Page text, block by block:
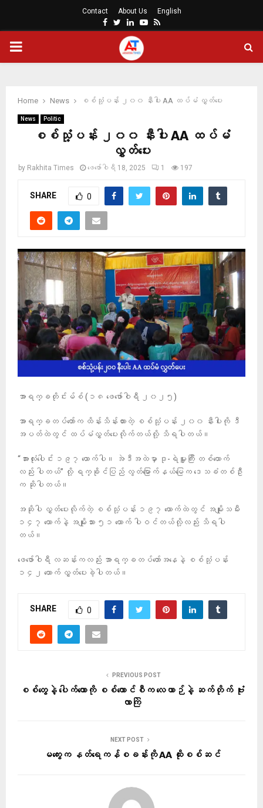
Contact About Us English
Facebook
Twitter
LinkedinYoutube
Rss
PRIMARY
Home News စစ်သုံ့ပန်း ၂၀၀ နီးပါး AA ထပ်မံ လွှတ်ပေး
News Politic
စစ်သုံ့ပန်း ၂၀၀ နီးပါး AA ထပ်မံ
လွှတ်ပေး
by Rakhita Times ဖေ‌ဖော်ဝါရီ 18, 2025 1 197
SHARE 0
အာရက္ခတိုင်းမ်စ် (၁၈ ဖေဖော်ဝါရီ ၂၀၂၅)
အာရက္ခတပ်တော်က ထိန်းသိန်းထားတဲ့ စစ်သုံ့ပန်း ၂၀၀ နီးပါးကို ဒီ
အပတ်ထဲတွင် ထပ်မံလွှတ်ပေးလိုက်တယ်လို့ သိရပါတယ်။
“အားလုံးပေါင်း ၁၉၇ ယောက်ပါ။ အဲဒီအထဲမှာ ဒု-ရဲမှူးကြီး တစ်ယောက်
လည်း ပါတယ်” လို့ ရက္ခိုင်ပြည် လွတ်မြောက်နယ်မြေက ဒေသခံတစ်ဦး
က ဆိုပါတယ်။
အဆိုပါ လွှတ်ပေးလိုက်တဲ့ စစ်သုံ့ပန်း ၁၉၇ ယောက်ထဲတွင် အမျိုးသမီး
၁၄၇ ယောက်နဲ့ အမျိုးသား ၅၁ ယောက် ပါဝင်တယ်လို့လည်း သိရပါ
တယ်။
ဖေဖော်ဝါရီ လဆန်းကလည်း အာရက္ခတပ်တော်အနေနဲ့ စစ်သုံ့ပန်း
၁၄၂ ယောက် လွှတ်ပေးခဲ့ပါတယ်။
SHARE 0
PREVIOUS POST
စစ်တွေနဲ့ ပေါက်တောကို စစ်ကောင်စီက လေယာဉ်နဲ့ ဆက်တိုက် ဗုံး
လာကြဲ
NEXT POST
မကွေးက နတ်ရေကန်စခန်းကို AA ထိုးစစ်ဆင်